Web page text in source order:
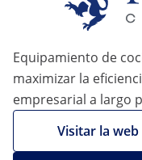
Equipamiento de
maximizar la
empresarial a largo
Visitar la